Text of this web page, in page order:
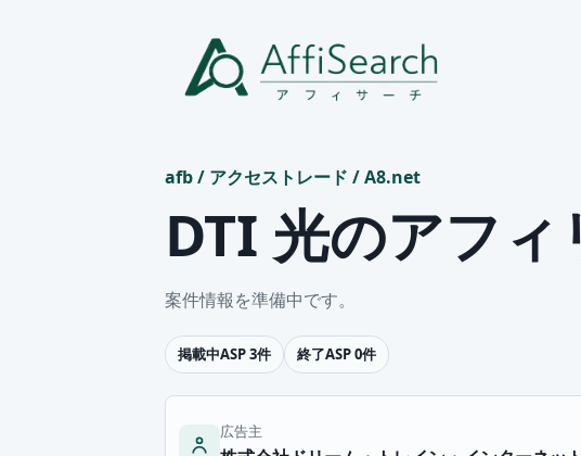
afb/ アクセストレード /A8.net
DTI 光のアフ
案件情報を準備中です。
掲載中ASP 3件 終了ASP 0件
広告主